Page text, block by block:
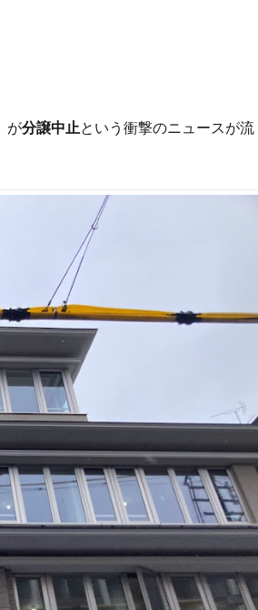
が分譲中止という衝撃のニュースが流